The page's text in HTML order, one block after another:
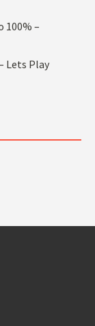
100% –
Lets Play